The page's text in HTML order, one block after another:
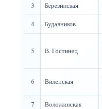
3 Березинская
4 Будавников
5 В. Гостинец
6 Виленская
7 Воложинская